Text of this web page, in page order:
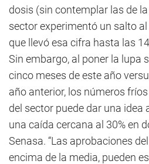
dosis (sin contemplar las de
sector experimentó un salto
que llevó esa cifra hasta las
Sin embargo, al poner la lupa
cinco meses de este año
año anterior, los números
del sector puede dar una idea
una caída cercana al 30% en
Senasa. “Las aprobaciones
encima de la media, pueden